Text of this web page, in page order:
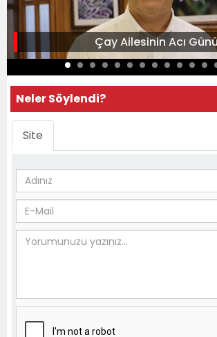
Çay Ailesinin Acı Günü
Neler Söylendi?
Site